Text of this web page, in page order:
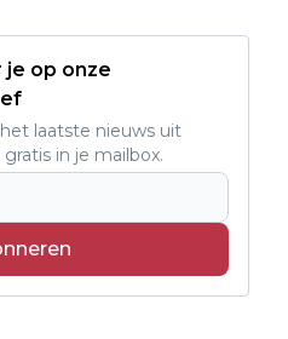
je op onze
laatste nieuws uit
in je mailbox.